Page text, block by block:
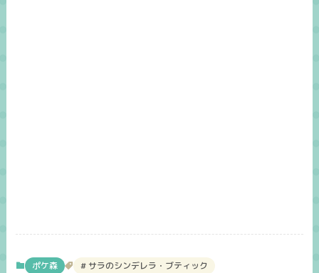
ポケ森 サラのシンデレラ・ブティック